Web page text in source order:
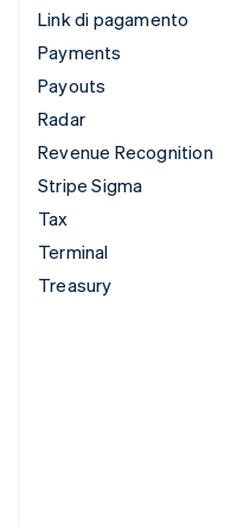
Link di pagamento
Payments
Payouts
Radar
Revenue Recognition
Stripe Sigma
Tax
Terminal
Treasury